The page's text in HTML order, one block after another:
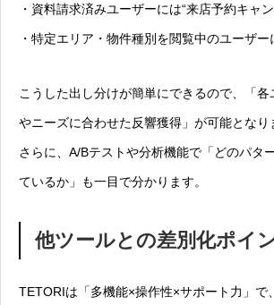
・資料請求済みユーザーには“来店予約キャ
・特定エリア・物件種別を閲覧中のユーザ
こうした出し分けが簡単にできるので、「各
やニーズに合わせた反響獲得」が可能となり
さらに、A/Bテストや分析機能で「どのパタ
ているか」も一目で分かります。
他ツールとの差別化ポイ
TETORIは「多機能×操作性×サポート力」で